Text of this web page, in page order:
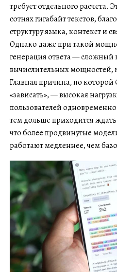
требует отдельного расчета.
сотнях гигабайт текстов,
структуру языка, контекст и
Однако даже при такой
генерация ответа — сложный
вычислительных мощностей,
Главная причина, по которой
«зависать», — высокая
пользователей
тем дольше приходится
что более продвинутые
работают медленнее, чем